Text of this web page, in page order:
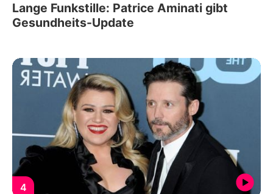
Lange Funkstille: Patrice Aminati gibt
Gesundheits-Update
4